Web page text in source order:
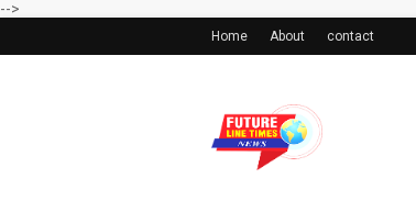
-->
Home About contact